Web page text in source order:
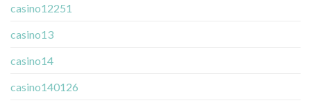
casino12251
casino13
casino14
casino140126